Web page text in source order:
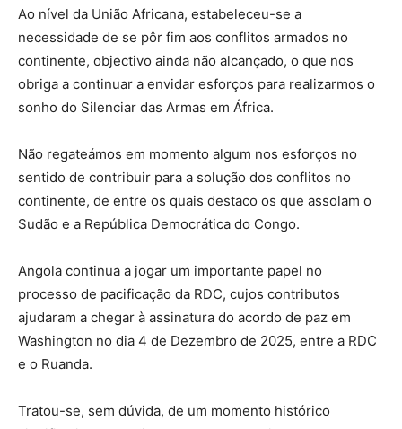
Ao nível da União Africana, estabeleceu-se a
necessidade de se pôr fim aos conflitos armados no
continente, objectivo ainda não alcançado, o que nos
obriga a continuar a envidar esforços para realizarmos o
sonho do Silenciar das Armas em África.
Não regateámos em momento algum nos esforços no
sentido de contribuir para a solução dos conflitos no
continente, de entre os quais destaco os que assolam o
Sudão e a República Democrática do Congo.
Angola continua a jogar um importante papel no
processo de pacificação da RDC, cujos contributos
ajudaram a chegar à assinatura do acordo de paz em
Washington no dia 4 de Dezembro de 2025, entre a RDC
e o Ruanda.
Tratou-se, sem dúvida, de um momento histórico